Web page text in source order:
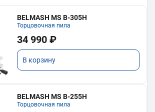
BELMASH MS B-305H
Торцовочная пила
34 990 ₽
В корзину
BELMASH MS B-255H
Торцовочная пила